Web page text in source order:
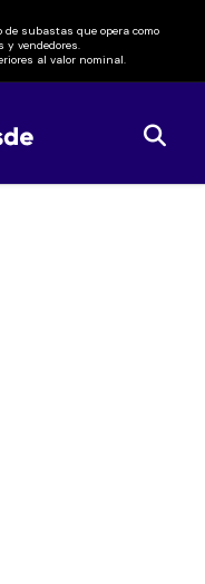
subastas que opera como
y vendedores.
al valor nominal.